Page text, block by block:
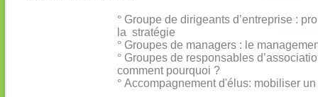
° Groupe de dirigeants d’entreprise :
la stratégie
° Groupes de managers : le
° Groupes de responsables
comment pourquoi ?
° Accompagnement d'élus: mobiliser